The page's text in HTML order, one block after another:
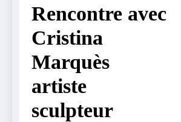
Rencontre avec
Cristina
Marquès
artiste
sculpteur